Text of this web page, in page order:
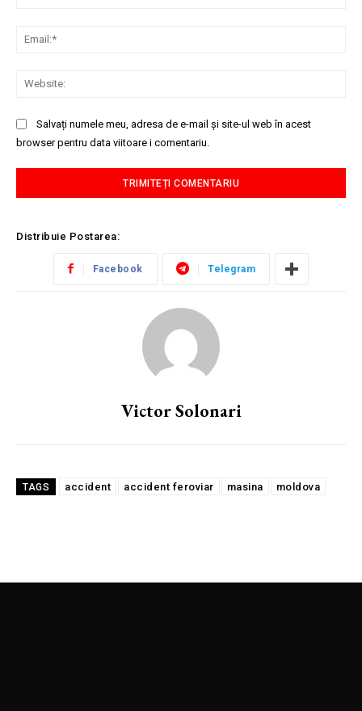
Salvați numele meu, adresa de e-mail și site-ul web în acest
browser pentru data viitoare i comentariu.
Distribuie Postarea:
Facebook Telegram
Victor Solonari
TAGS accident accident feroviar masina moldova